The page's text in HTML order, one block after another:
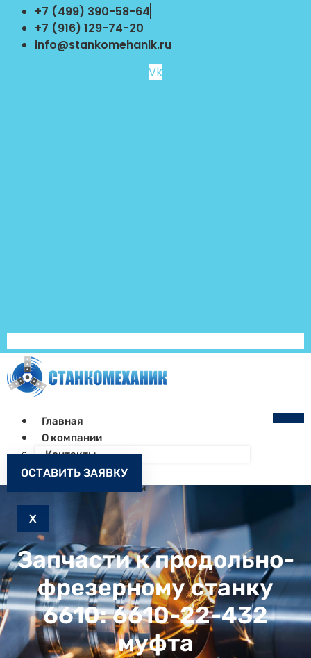
Перейти
содержимому
+7 (499) 390-58-64
+7 (916) 129-74-20
info@stankomehanik.ru
Vk
Главная
О компании
Контакты
Как заказать
Запчасти к станкам
X
ОСТАВИТЬ ЗАЯВКУ
Запчасти к продольно-
фрезерному станку
6610: 6610-22-432
муфта